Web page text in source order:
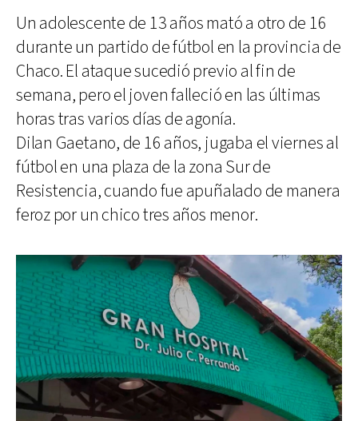
Un adolescente de 13 años mató a otro de 16
durante un partido de fútbol en la provincia de
Chaco. El ataque sucedió previo al fin de
semana, pero el joven falleció en las últimas
horas tras varios días de agonía.
Dilan Gaetano, de 16 años, jugaba el viernes al
fútbol en una plaza de la zona Sur de
Resistencia, cuando fue apuñalado de manera
feroz por un chico tres años menor.